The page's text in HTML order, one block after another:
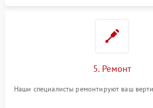
5. Ремонт
Наши специалисты ремонтируют ваш